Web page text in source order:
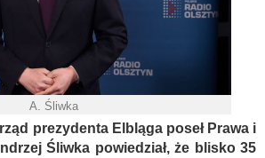
A. Śliwka
prezydenta Elbląga poseł Prawa i
Śliwka powiedział, że blisko 35